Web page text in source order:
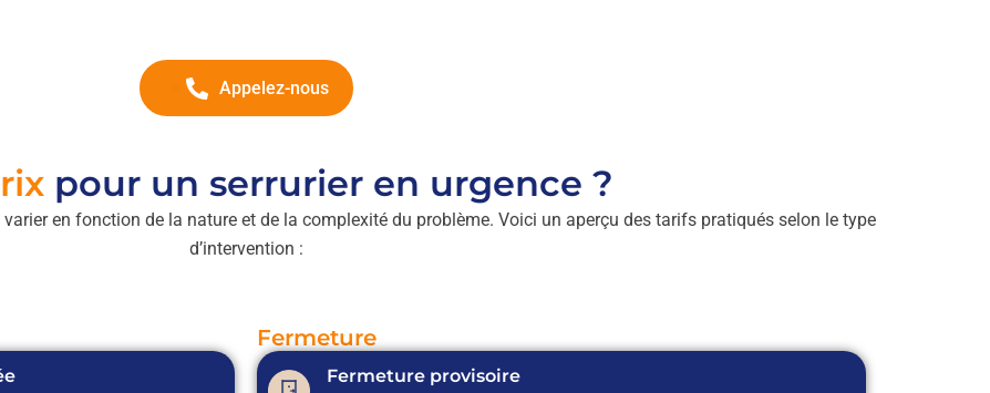
Appelez-nous
pour un serrurier en urgence ?
varier en fonction de la nature et de la complexité du problème. Voici un aperçu des tarifs pratiqués selon le type
d’intervention :
Fermeture
Fermeture provisoire